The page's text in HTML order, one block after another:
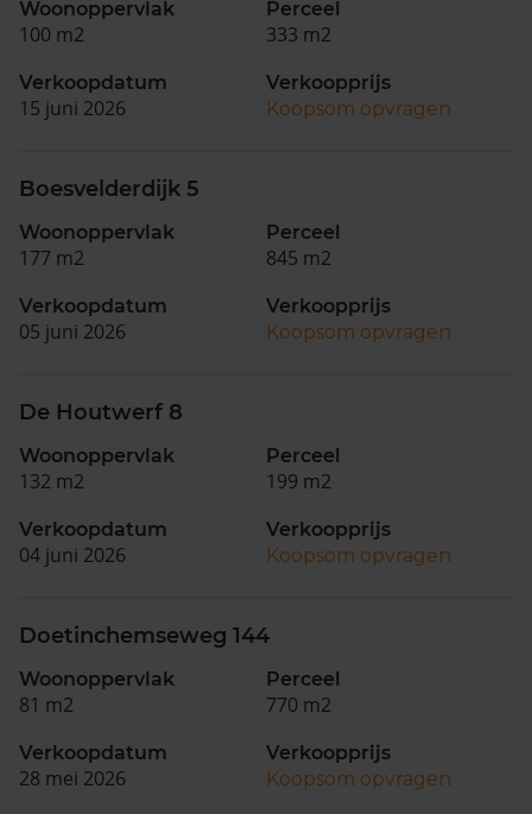
Woonoppervlak
100 m2
Perceel
333 m2
Verkoopdatum
15 juni 2026
Verkoopprijs
Koopsom opvragen
Boesvelderdijk 5
Woonoppervlak
177 m2
Perceel
845 m2
Verkoopdatum
05 juni 2026
Verkoopprijs
Koopsom opvragen
De Houtwerf 8
Woonoppervlak
132 m2
Perceel
199 m2
Verkoopdatum
04 juni 2026
Verkoopprijs
Koopsom opvragen
Doetinchemseweg 144
Woonoppervlak
81 m2
Perceel
770 m2
Verkoopdatum
28 mei 2026
Verkoopprijs
Koopsom opvragen